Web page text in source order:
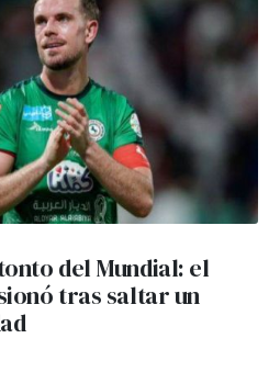
del Mundial: el
tras saltar un